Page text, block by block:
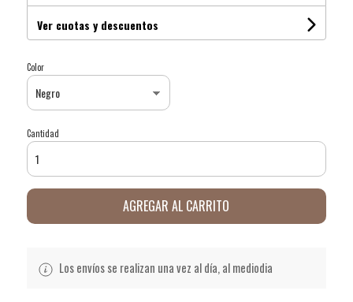
Ver cuotas y descuentos
Color
Cantidad
AGREGAR AL CARRITO
Los envíos se realizan una vez al día, al mediodia